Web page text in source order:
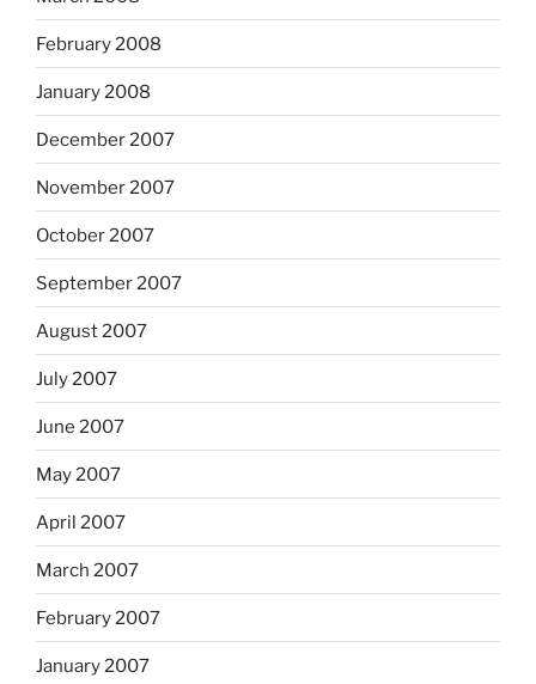
February 2008
January 2008
December 2007
November 2007
October 2007
September 2007
August 2007
July 2007
June 2007
May 2007
April 2007
March 2007
February 2007
January 2007